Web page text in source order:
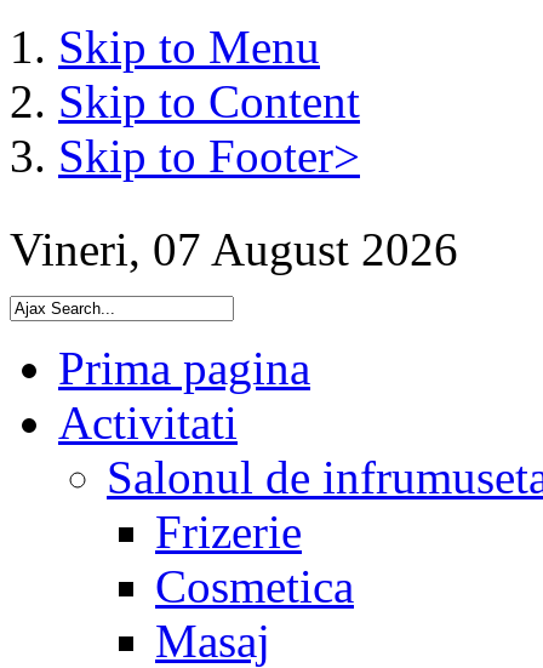
Skip to Menu
Skip to Content
Skip to Footer>
Vineri, 07 August 2026
Prima pagina
Activitati
Salonul de
Frizerie
Cosmetica
Masaj